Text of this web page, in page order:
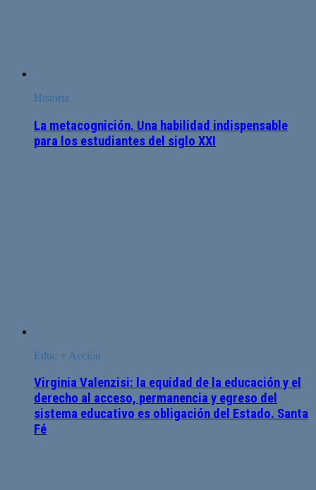
Historia
La metacognición. Una habilidad indispensable
para los estudiantes del siglo XXI
Educ + Acción
Virginia Valenzisi: la equidad de la educación y el
derecho al acceso, permanencia y egreso del
sistema educativo es obligación del Estado. Santa
Fé